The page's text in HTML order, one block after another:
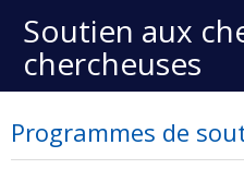
Soutien aux
chercheuses
Programmes de